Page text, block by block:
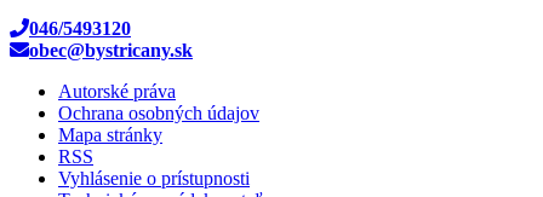
046/5493120
obec@bystricany.sk
Autorské práva
Ochrana osobných údajov
Mapa stránky
RSS
Vyhlásenie o prístupnosti